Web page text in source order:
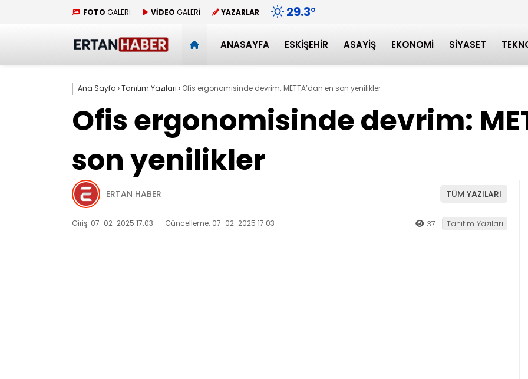
FOTO GALERİ VİDEO GALERİ YAZARLAR 29.3°
ANASAYFA ESKIŞEHIR ASAYIŞ EKONOMI SIYASET
Ana Sayfa ›Tanıtım Yazıları › Ofis ergonomisinde devrim: METTA’dan en son yenilikler
Ofis ergonomisinde devrim:
son yenilikler
ERTAN HABER TÜM YAZILARI
Giriş: 07-02-2025 17:03 Güncelleme: 07-02-2025 17:03 37 Tanıtım Yazıları